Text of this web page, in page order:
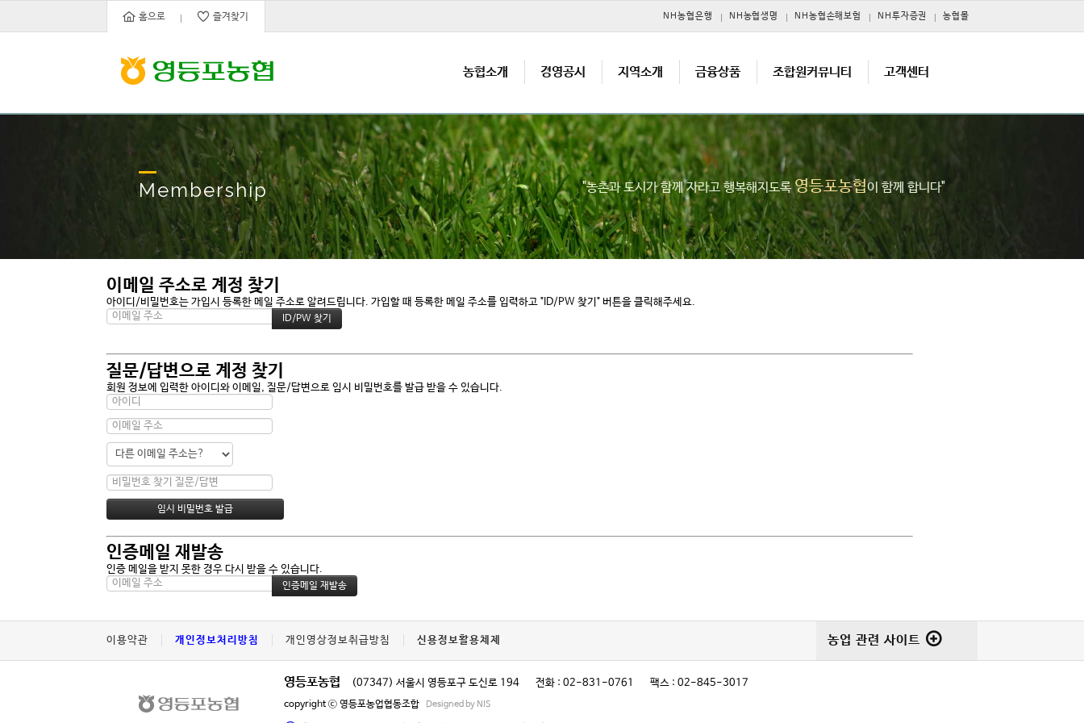
홈으로 즐겨찾기 NH농협은행 NH농협생명 NH농협손해보험 NH투자증권 농협몰
농협소개 경영공시 지역소개 금융상품 조합원커뮤니티 고객센터
Membership "농촌과 도시가 함께 자라고 행복해지도록영등포농협이 함께 합니다"
이메일 주소로 계정 찾기
아이디/비밀번호는 가입시 등록한 메일 주소로 알려드립니다. 가입할 때 등록한 메일 주소를 입력하고 "ID/PW 찾기" 버튼을 클릭해주세요.
질문/답변으로 계정 찾기
회원 정보에 입력한 아이디와 이메일, 질문/답변으로 임시 비밀번호를 발급 받을 수 있습니다.
인증메일 재발송
인증 메일을 받지 못한 경우 다시 받을 수 있습니다.
이용약관 개인정보처리방침 개인영상정보취급방침 신용정보활용체제 농업 관련 사이트
영등포농협 (07347) 서울시 영등포구 도신로 194 전화 : 02-831-0761 팩스 : 02-845-3017
copyright ⓒ 영등포농업협동조합 Designed by NIS